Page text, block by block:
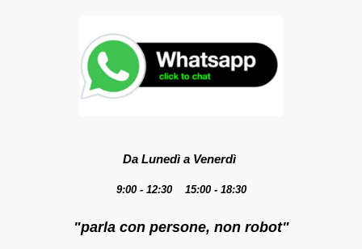
Da Lunedì a Venerdì
9:00 - 12:30 15:00 - 18:30
"parla con persone, non robot"